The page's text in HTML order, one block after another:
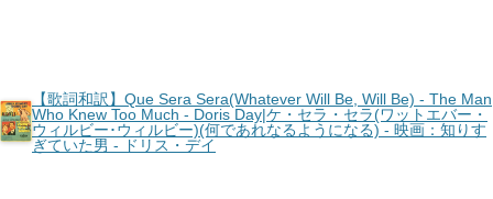
【歌詞和訳】Que Sera Sera(Whatever Will Be, Will Be) - The Man
Who Knew Too Much - Doris Day|ケ・セラ・セラ(ワットエバー・
ウィルビー･ウィルビー)(何であれなるようになる) - 映画：知りす
ぎていた男 - ドリス・デイ